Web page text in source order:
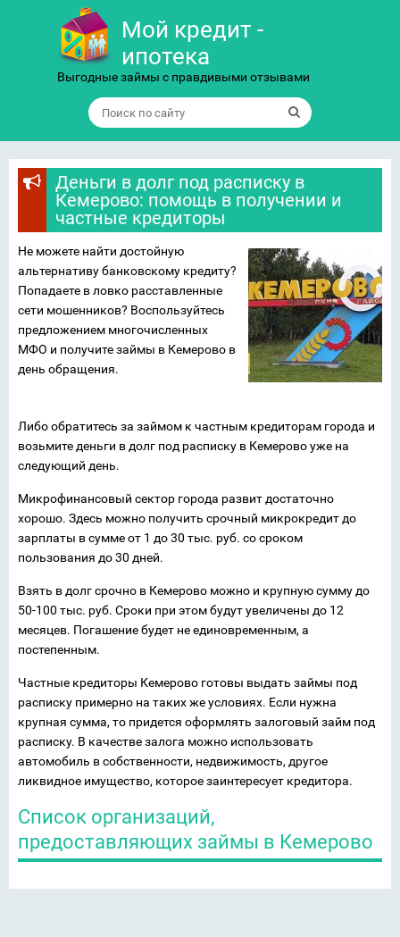
Мой кредит -
ипотека
Выгодные займы с правдивыми отзывами
Деньги в долг под расписку в
Кемерово: помощь в получении и
частные кредиторы
Не можете найти достойную
альтернативу банковскому кредиту?
Попадаете в ловко расставленные
сети мошенников? Воспользуйтесь
предложением многочисленных
МФО и получите займы в Кемерово в
день обращения.
Либо обратитесь за займом к частным кредиторам города и
возьмите деньги в долг под расписку в Кемерово уже на
следующий день.
Микрофинансовый сектор города развит достаточно
хорошо. Здесь можно получить срочный микрокредит до
зарплаты в сумме от 1 до 30 тыс. руб. со сроком
пользования до 30 дней.
Взять в долг срочно в Кемерово можно и крупную сумму до
50-100 тыс. руб. Сроки при этом будут увеличены до 12
месяцев. Погашение будет не единовременным, а
постепенным.
Частные кредиторы Кемерово готовы выдать займы под
расписку примерно на таких же условиях. Если нужна
крупная сумма, то придется оформлять залоговый займ под
расписку. В качестве залога можно использовать
автомобиль в собственности, недвижимость, другое
ликвидное имущество, которое заинтересует кредитора.
Список организаций,
предоставляющих займы в Кемерово